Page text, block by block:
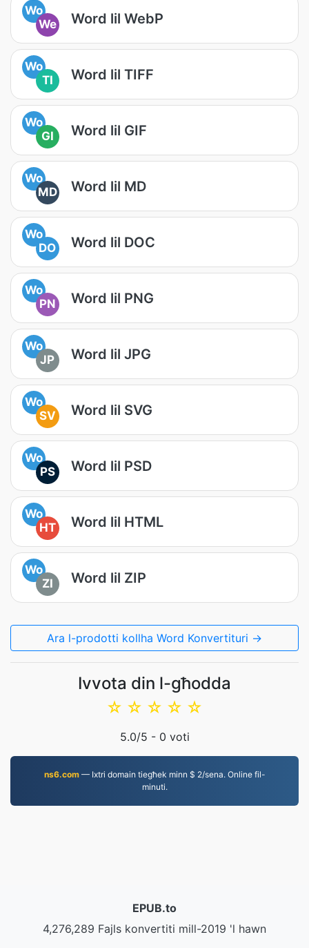
Wo
We
Word lil WebP
Wo
TI
Word lil TIFF
Wo
GI
Word lil GIF
Wo
MD
Word lil MD
Wo
DO
Word lil DOC
Wo
PN
Word lil PNG
Wo
JP
Word lil JPG
Wo
SV
Word lil SVG
Wo
PS
Word lil PSD
Wo
HT
Word lil HTML
Wo
ZI
Word lil ZIP
Ara l-prodotti kollha Word Konvertituri →
Ivvota din l-għodda
☆
☆
☆
☆
☆
5.0/5 - 0 voti
ns6.com— Ixtri domain tiegħek minn $ 2/sena. Online fil-
minuti.
EPUB.to
4,276,289 Fajls konvertiti mill-2019 'l hawn